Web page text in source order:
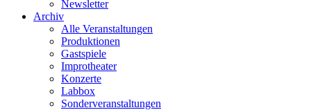
Newsletter
Archiv
Alle Veranstaltungen
Produktionen
Gastspiele
Improtheater
Konzerte
Labbox
Sonderveranstaltungen